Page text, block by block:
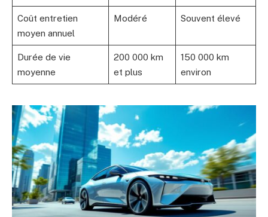
Coût entretien
moyen annuel
Modéré Souvent élevé
Durée de vie
moyenne
200 000 km
et plus
150 000 km
environ